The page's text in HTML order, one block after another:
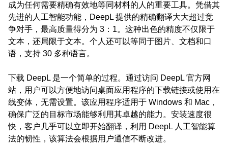
成为任何需要精确有效地等同材料的人的重要工具。凭借其
先进的人工智能功能，DeepL 提供的精确翻译大大超过竞
争对手，最高质量得分为 3：1。这种出色的精度不仅限于
文本，还局限于文本。个人还可以等同于图片、文档和口
语，支持 30 多种语言。
下载 DeepL 是一个简单的过程。通过访问 DeepL 官方网
站，用户可以方便地访问桌面应用程序的下载链接或使用在
线变体，无需设置。该应用程序适用于 Windows 和 Mac，
确保广泛的目标市场能够利用其卓越的能力。安装速度很
快，客户几乎可以立即开始翻译，利用 DeepL 人工智能算
法的韧性，该算法会根据用户通信不断改进。